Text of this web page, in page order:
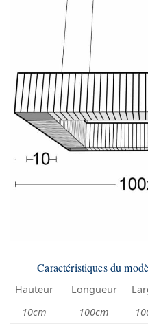
Caractéristiques du
Hauteur Longueur
10cm
100cm